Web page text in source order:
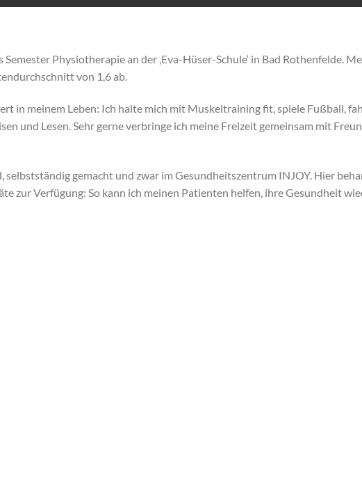
Physiotherapie an der ‚Eva-Hüser-Schule‘ in Bad Rothenfelde.
von 1,6 ab.
in meinem Leben: Ich halte mich mit Muskeltraining fit, spiele Fußball,
und Lesen. Sehr gerne verbringe ich meine Freizeit gemeinsam mit
selbstständig gemacht und zwar im Gesundheitszentrum INJOY. Hier
zur Verfügung: So kann ich meinen Patienten helfen, ihre Gesundheit